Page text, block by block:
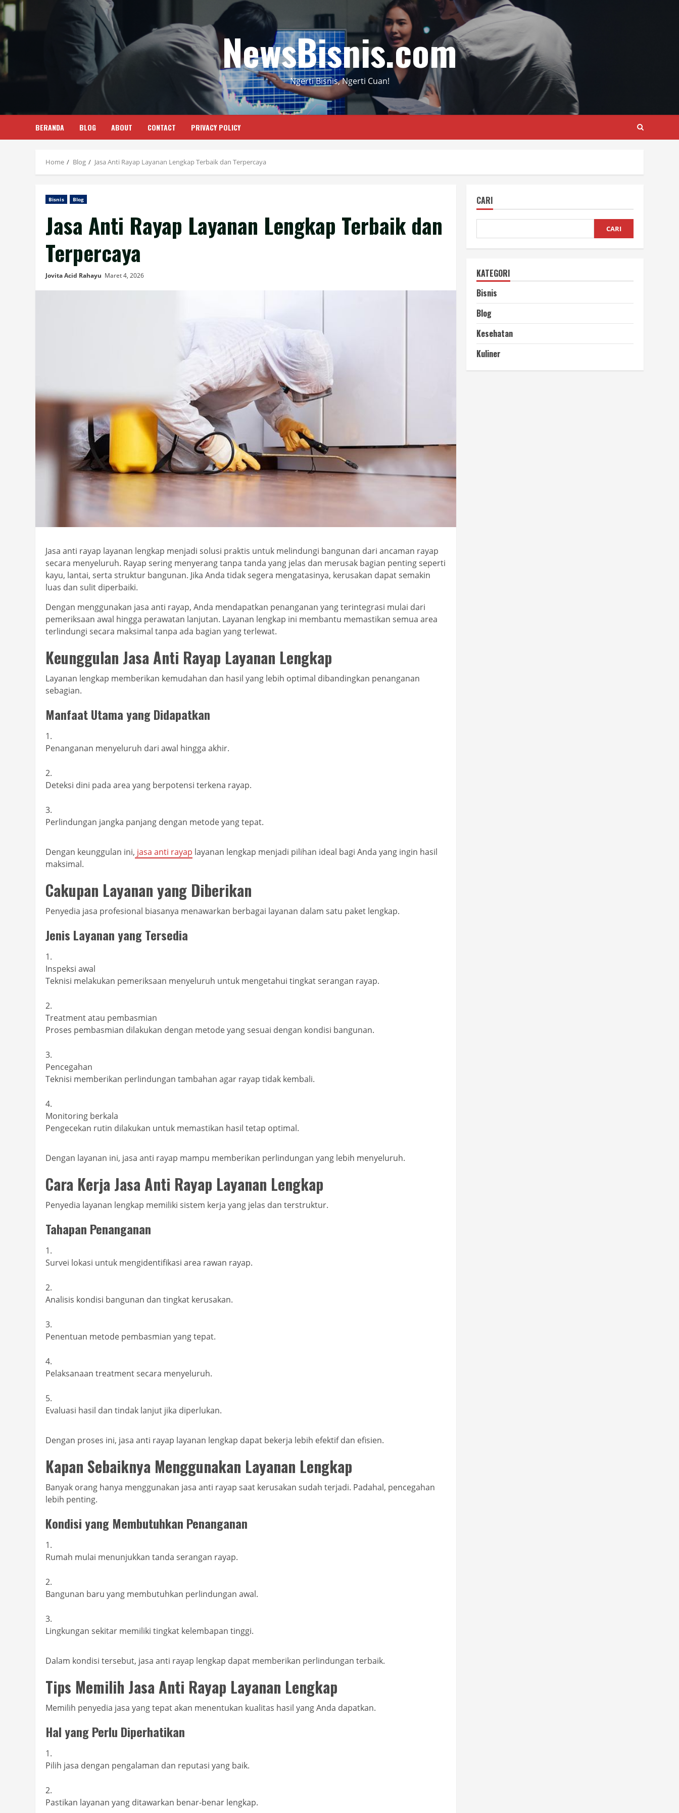
Skip
content
NewsBisnis.com
Ngerti Bisnis, Ngerti Cuan!
BERANDA BLOG ABOUT CONTACT PRIVACY POLICY
Home Blog Jasa Anti Rayap Layanan Lengkap Terbaik dan Terpercaya
Bisnis Blog
Jasa Anti Rayap Layanan Lengkap Terbaik dan
Terpercaya
Jovita Acid Rahayu Maret 4, 2026
Jasa anti rayap layanan lengkap menjadi solusi praktis untuk melindungi bangunan dari ancaman rayap
secara menyeluruh. Rayap sering menyerang tanpa tanda yang jelas dan merusak bagian penting seperti
kayu, lantai, serta struktur bangunan. Jika Anda tidak segera mengatasinya, kerusakan dapat semakin
luas dan sulit diperbaiki.
Dengan menggunakan jasa anti rayap, Anda mendapatkan penanganan yang terintegrasi mulai dari
pemeriksaan awal hingga perawatan lanjutan. Layanan lengkap ini membantu memastikan semua area
terlindungi secara maksimal tanpa ada bagian yang terlewat.
Keunggulan Jasa Anti Rayap Layanan Lengkap
Layanan lengkap memberikan kemudahan dan hasil yang lebih optimal dibandingkan penanganan
sebagian.
Manfaat Utama yang Didapatkan
Penanganan menyeluruh dari awal hingga akhir.
Deteksi dini pada area yang berpotensi terkena rayap.
Perlindungan jangka panjang dengan metode yang tepat.
Dengan keunggulan ini, jasa anti rayap layanan lengkap menjadi pilihan ideal bagi Anda yang ingin hasil
maksimal.
Cakupan Layanan yang Diberikan
Penyedia jasa profesional biasanya menawarkan berbagai layanan dalam satu paket lengkap.
Jenis Layanan yang Tersedia
Inspeksi awal
Teknisi melakukan pemeriksaan menyeluruh untuk mengetahui tingkat serangan rayap.
Treatment atau pembasmian
Proses pembasmian dilakukan dengan metode yang sesuai dengan kondisi bangunan.
Pencegahan
Teknisi memberikan perlindungan tambahan agar rayap tidak kembali.
Monitoring berkala
Pengecekan rutin dilakukan untuk memastikan hasil tetap optimal.
Dengan layanan ini, jasa anti rayap mampu memberikan perlindungan yang lebih menyeluruh.
Cara Kerja Jasa Anti Rayap Layanan Lengkap
Penyedia layanan lengkap memiliki sistem kerja yang jelas dan terstruktur.
Tahapan Penanganan
Survei lokasi untuk mengidentifikasi area rawan rayap.
Analisis kondisi bangunan dan tingkat kerusakan.
Penentuan metode pembasmian yang tepat.
Pelaksanaan treatment secara menyeluruh.
Evaluasi hasil dan tindak lanjut jika diperlukan.
Dengan proses ini, jasa anti rayap layanan lengkap dapat bekerja lebih efektif dan efisien.
Kapan Sebaiknya Menggunakan Layanan Lengkap
Banyak orang hanya menggunakan jasa anti rayap saat kerusakan sudah terjadi. Padahal, pencegahan
lebih penting.
Kondisi yang Membutuhkan Penanganan
Rumah mulai menunjukkan tanda serangan rayap.
Bangunan baru yang membutuhkan perlindungan awal.
Lingkungan sekitar memiliki tingkat kelembapan tinggi.
Dalam kondisi tersebut, jasa anti rayap lengkap dapat memberikan perlindungan terbaik.
Tips Memilih Jasa Anti Rayap Layanan Lengkap
Memilih penyedia jasa yang tepat akan menentukan kualitas hasil yang Anda dapatkan.
Hal yang Perlu Diperhatikan
Pilih jasa dengan pengalaman dan reputasi yang baik.
Pastikan layanan yang ditawarkan benar-benar lengkap.
CARI
CARI
KATEGORI
Bisnis
Blog
Kesehatan
Kuliner